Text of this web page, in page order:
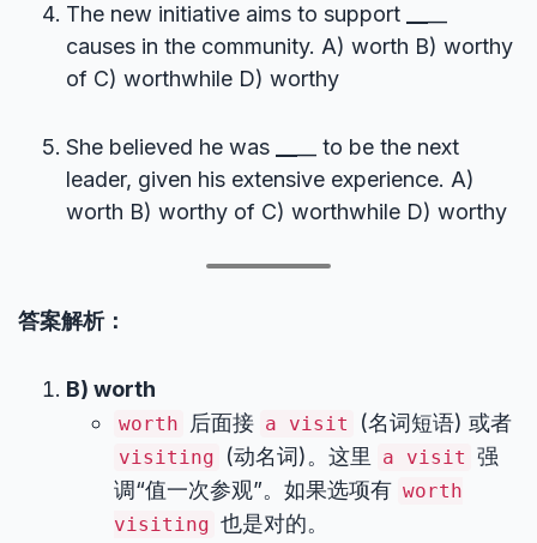
The new initiative aims to support
causes in the community. A) worth B) worthy
of C) worthwhile D) worthy
She believed he was
__ to be the next
leader, given his extensive experience. A)
worth B) worthy of C) worthwhile D) worthy
答案解析：
B) worth
worth 后面接 a visit (名词短语) 或者
visiting (动名词)。这里 a visit 强
调“值一次参观”。如果选项有 worth
visiting 也是对的。